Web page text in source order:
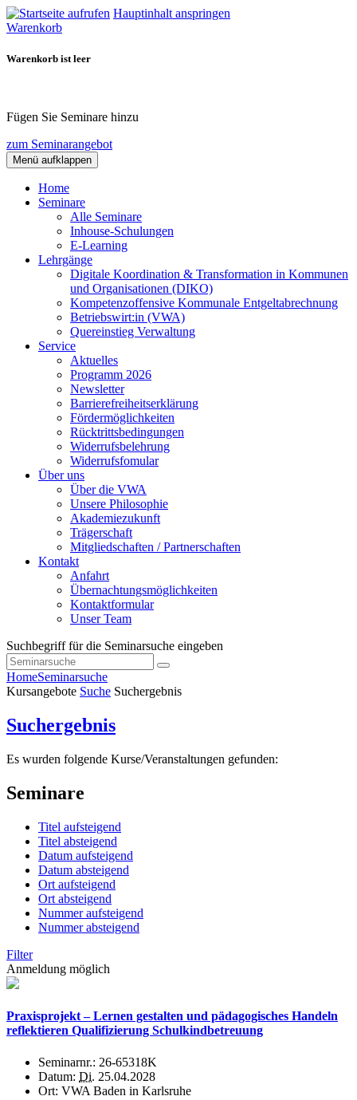
Hauptinhalt anspringen
Warenkorb
Warenkorb ist leer
Fügen Sie Seminare hinzu
zum Seminarangebot
Menü aufklappen
Home
Seminare
Alle Seminare
Inhouse-Schulungen
E-Learning
Lehrgänge
Digitale Koordination & Transformation in Kommunen
und Organisationen (DIKO)
Kompetenzoffensive Kommunale Entgeltabrechnung
Betriebswirt:in (VWA)
Quereinstieg Verwaltung
Service
Aktuelles
Programm 2026
Newsletter
Barrierefreiheitserklärung
Fördermöglichkeiten
Rücktrittsbedingungen
Widerrufsbelehrung
Widerrufsfomular
Über uns
Über die VWA
Unsere Philosophie
Akademiezukunft
Trägerschaft
Mitgliedschaften / Partnerschaften
Kontakt
Anfahrt
Übernachtungsmöglichkeiten
Kontaktformular
Unser Team
Suchbegriff für die Seminarsuche eingeben
HomeSeminarsuche
Kursangebote Suche Suchergebnis
Suchergebnis
Es wurden folgende Kurse/Veranstaltungen gefunden:
Seminare
Titel aufsteigend
Titel absteigend
Datum aufsteigend
Datum absteigend
Ort aufsteigend
Ort absteigend
Nummer aufsteigend
Nummer absteigend
Filter
Anmeldung möglich
Praxisprojekt – Lernen gestalten und pädagogisches Handeln
reflektieren Qualifizierung Schulkindbetreuung
Seminarnr.: 26-65318K
Datum: Di. 25.04.2028
Ort: VWA Baden in Karlsruhe